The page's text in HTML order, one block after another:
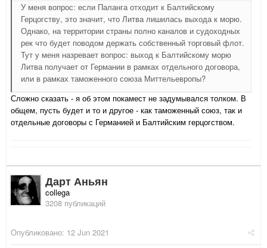
У меня вопрос: если Паланга отходит к Балтийскому
Герцогству, это значит, что Литва лишилась выхода к морю.
Однако, на территории страны полно каналов и судоходных
рек что будет поводом держать собственный торговый флот.
Тут у меня назревает вопрос: выход к Балтийскому морю
Литва получает от Германии в рамках отдельного договора,
или в рамках таможенного союза Миттельевропы?
Сложно сказать - я об этом покамест не задумывался толком. В
общем, пусть будет и то и другое - как таможенный союз, так и
отдельные договоры с Германией и Балтийским герцогством.
Дарт Аньян
collega
3208 публикаций
Опубликовано: 12 Jun 2021